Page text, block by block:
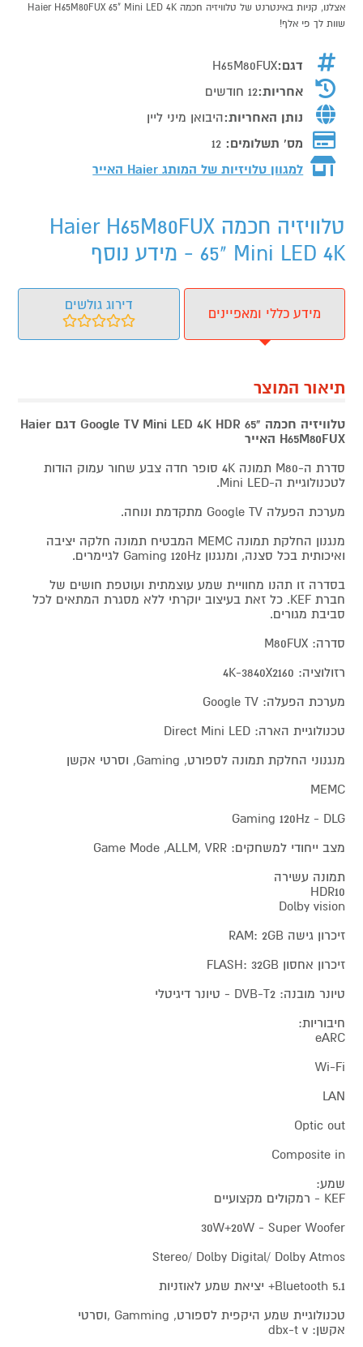
אצלנו, קניות באינטרנט של טלוויזיה חכמה Haier H65M80FUX 65" Mini LED 4K
שוות לך פי אלף!
דגם:H65M80FUX
אחריות:12 חודשים
נותן האחריות:היבואן מיני ליין
מס' תשלומים: 12
למגוון טלויזיות של המותג Haier האייר
טלוויזיה חכמה Haier H65M80FUX
65" Mini LED 4K - מידע נוסף
מידע כללי ומאפיינים
דירוג גולשים
תיאור המוצר
טלוויזיה חכמה "65 Google TV Mini LED 4K HDR דגם Haier
H65M80FUX האייר
סדרת ה-M80 תמונה 4K סופר חדה צבע שחור עמוק הודות
לטכנולוגיית ה-Mini LED.
מערכת הפעלה Google TV מתקדמת ונוחה.
מנגנון החלקת תמונה MEMC המבטיח תמונה חלקה יציבה
ואיכותית בכל סצנה, ומנגנון Gaming 120Hz לגיימרים.
בסדרה זו תהנו מחוויית שמע עוצמתית ועוטפת חושים של
חברת KEF. כל זאת בעיצוב יוקרתי ללא מסגרת המתאים לכל
סביבת מגורים.
סדרה: M80FUX
רזולוציה: 4K-3840X2160
מערכת הפעלה: Google TV
טכנולוגיית הארה: Direct Mini LED
מנגנוני החלקת תמונה לספורט, Gaming, וסרטי אקשן
MEMC
Gaming 120Hz - DLG
מצב ייחודי למשחקים: Game Mode ,ALLM, VRR
תמונה עשירה
HDR10
Dolby vision
זיכרון גישה RAM: 2GB
זיכרון אחסון FLASH: 32GB
טיונר מובנה: DVB-T2 - טיונר דיגיטלי
חיבוריות:
eARC
Wi-Fi
LAN
Optic out
Composite in
שמע:
KEF - רמקולים מקצועיים
30W+20W - Super Woofer
Stereo/ Dolby Digital/ Dolby Atmos
Bluetooth 5.1+ יציאת שמע לאוזניות
טכנולוגיית שמע היקפית לספורט, Gamming ,וסרטי
אקשן: dbx-t v